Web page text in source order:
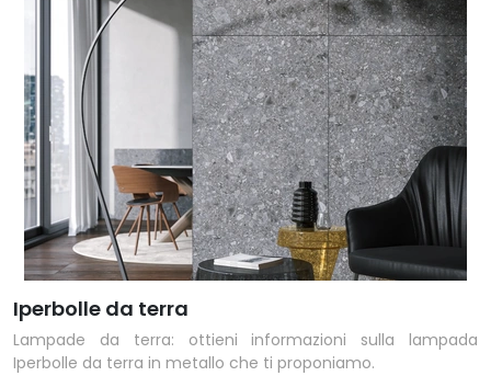
Iperbolle da terra
Lampade da terra: ottieni informazioni sulla lampada
Iperbolle da terra in metallo che ti proponiamo.